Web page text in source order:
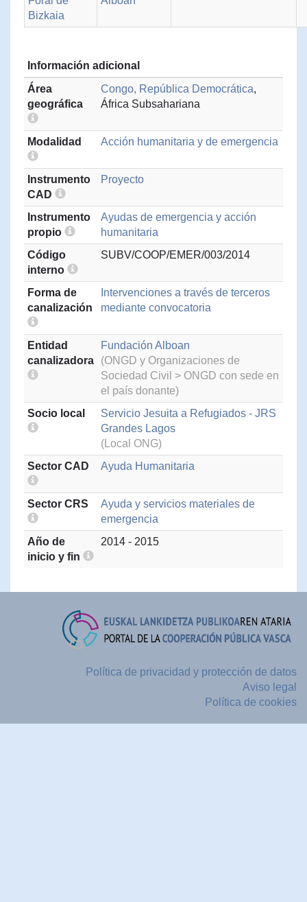
Bizkaia
Información adicional
Área
geográfica
Congo, República Democrática,
África Subsahariana
Modalidad Acción humanitaria y de emergencia
Instrumento
CAD
Proyecto
Instrumento
propio
Ayudas de emergencia y acción
humanitaria
Código
interno
SUBV/COOP/EMER/003/2014
Forma de
canalización
Intervenciones a través de terceros
mediante convocatoria
Entidad
canalizadora
Fundación Alboan
(ONGD y Organizaciones de
Sociedad Civil > ONGD con sede en
el país donante)
Socio local
Servicio Jesuita a Refugiados - JRS
Grandes Lagos
(Local ONG)
Sector CAD
Ayuda Humanitaria
Sector CRS
Ayuda y servicios materiales de
emergencia
Año de
inicio y fin
2014 - 2015
Política de privacidad y protección de datos
Aviso legal
Política de cookies